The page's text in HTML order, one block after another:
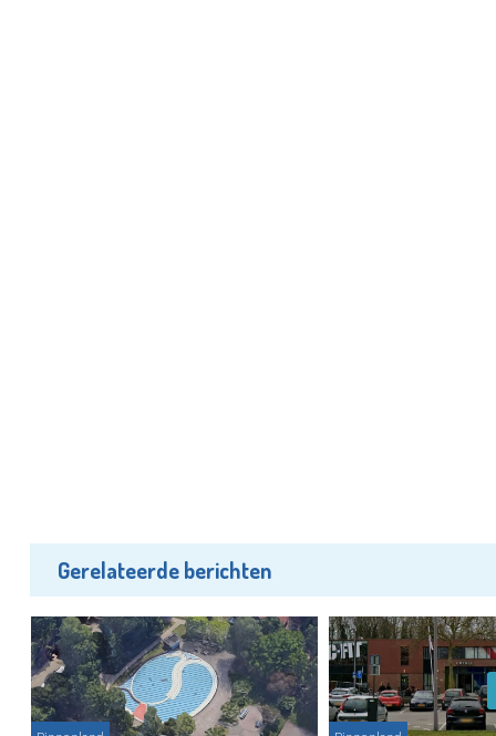
Gerelateerde berichten